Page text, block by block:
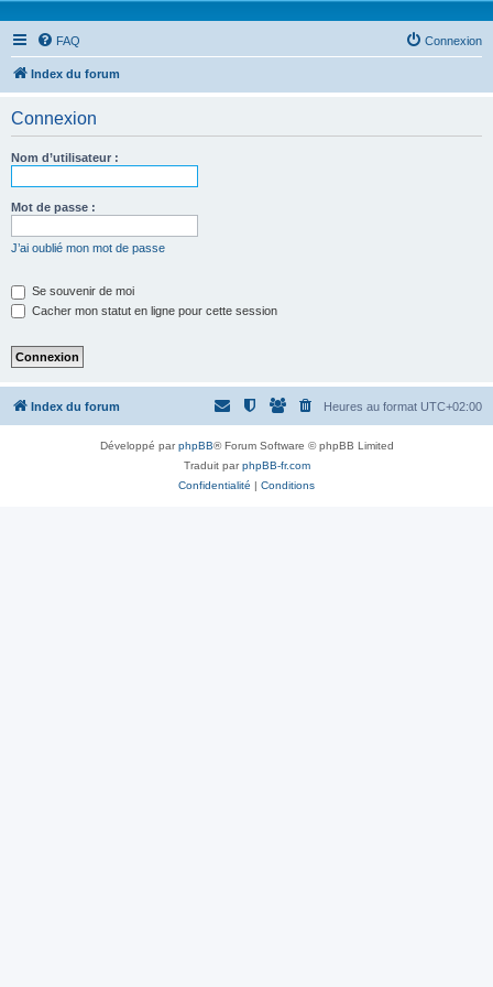
FAQ Connexion
Index du forum
Connexion
Nom d’utilisateur :
Mot de passe :
J’ai oublié mon mot de passe
Se souvenir de moi
Cacher mon statut en ligne pour cette session
Index du forum Heures au format UTC+02:00
Développé parphpBB® Forum Software © phpBB Limited
Traduit parphpBB-fr.com
Confidentialité | Conditions